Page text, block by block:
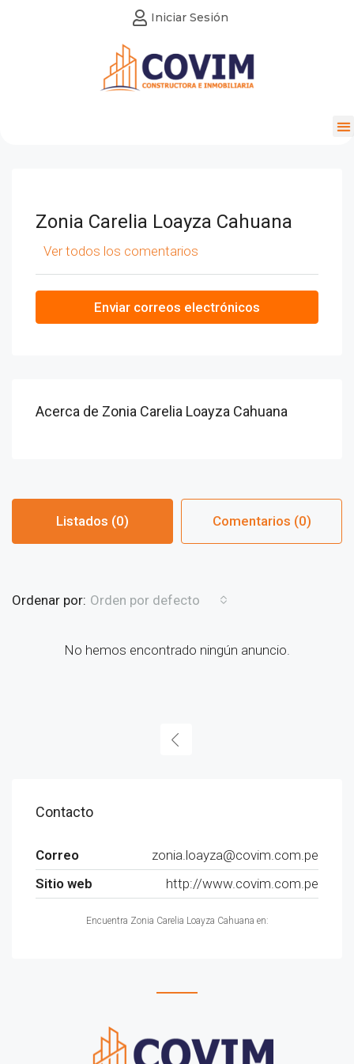
Iniciar Sesión
Zonia Carelia Loayza Cahuana
Ver todos los comentarios
Enviar correos electrónicos
Acerca de Zonia Carelia Loayza Cahuana
Listados (0) Comentarios (0)
Ordenar por: Orden por defecto
No hemos encontrado ningún anuncio.
Contacto
Correo
zonia.loayza@covim.com.pe
Sitio web
http://www.covim.com.pe
Encuentra Zonia Carelia Loayza Cahuana en: